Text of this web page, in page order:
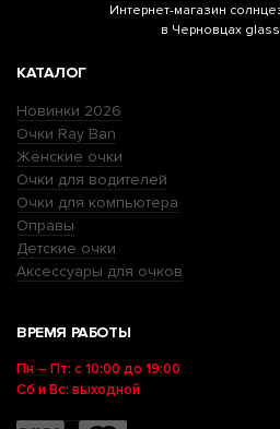
Интернет-магазин
в Черновцах
КАТАЛОГ
Новинки 2026
Очки Ray Ban
Женские очки
Очки для водителей
Очки для компьютера
Оправы
Детские очки
Аксессуары для очков
ВРЕМЯ РАБОТЫ
Пн – Пт: с 10:00 до 19:00
Сб и Вс: выходной